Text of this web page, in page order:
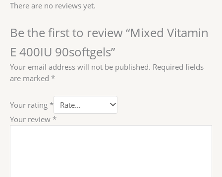
There are no reviews yet.
Be the first to review “Mixed Vitamin
E 400IU 90softgels”
Your email address will not be published. Required fields
are marked *
Your rating *
Your review *